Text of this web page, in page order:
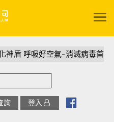
目
例
呼吸好空氣~消滅病毒首選
詢 登入